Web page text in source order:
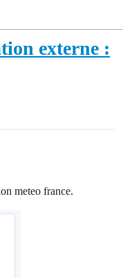
externe :
meteo france.